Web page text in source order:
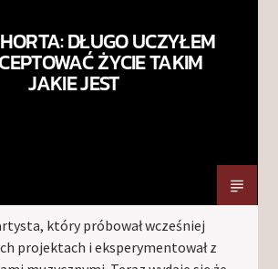
DŁUGO UCZYŁEM
ŻYCIE TAKIM
JAKIE JEST
który próbował wcześniej
projektach i eksperymentował z